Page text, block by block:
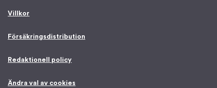
Villkor
Försäkringsdistribution
Redaktionell policy
Ändra val av cookies